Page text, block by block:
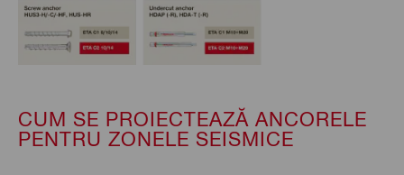
CUM SE PROIECTEAZĂ ANCORELE
PENTRU ZONELE SEISMICE